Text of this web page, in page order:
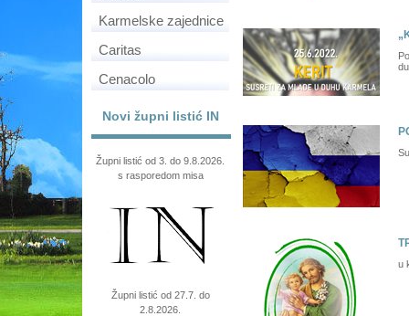
Karmelske zajednice
Caritas
Cenacolo
Novi župni listić IN
Župni listić od 3. do 9.8.2026.
s rasporedom misa
Župni listić od 27.7. do
2.8.2026.
u